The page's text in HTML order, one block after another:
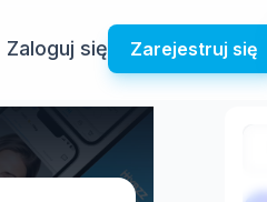
Zaloguj się Zarejestruj się